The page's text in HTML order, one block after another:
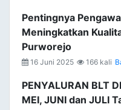
Pentingnya
Meningkatkan
Purworejo
16 Juni 2025 166 kali
PENYALURAN BLT
MEI, JUNI dan JULI